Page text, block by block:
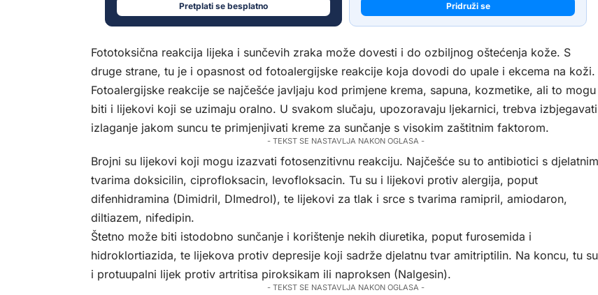
Pretplati se besplatno Pridruži se
Fototoksična reakcija lijeka i sunčevih zraka može dovesti i do ozbiljnog oštećenja kože. S
druge strane, tu je i opasnost od fotoalergijske reakcije koja dovodi do upale i ekcema na koži.
Fotoalergijske reakcije se najčešće javljaju kod primjene krema, sapuna, kozmetike, ali to mogu
biti i lijekovi koji se uzimaju oralno. U svakom slučaju, upozoravaju ljekarnici, trebva izbjegavati
izlaganje jakom suncu te primjenjivati kreme za sunčanje s visokim zaštitnim faktorom.
- TEKST SE NASTAVLJA NAKON OGLASA -
Brojni su lijekovi koji mogu izazvati fotosenzitivnu reakciju. Najčešće su to antibiotici s djelatnim
tvarima doksicilin, ciprofloksacin, levofloksacin. Tu su i lijekovi protiv alergija, poput
difenhidramina (Dimidril, DImedrol), te lijekovi za tlak i srce s tvarima ramipril, amiodaron,
diltiazem, nifedipin.
Štetno može biti istodobno sunčanje i korištenje nekih diuretika, poput furosemida i
hidroklortiazida, te lijekova protiv depresije koji sadrže djelatnu tvar amitriptilin. Na koncu, tu su
i protuupalni lijek protiv artritisa piroksikam ili naproksen (Nalgesin).
- TEKST SE NASTAVLJA NAKON OGLASA -